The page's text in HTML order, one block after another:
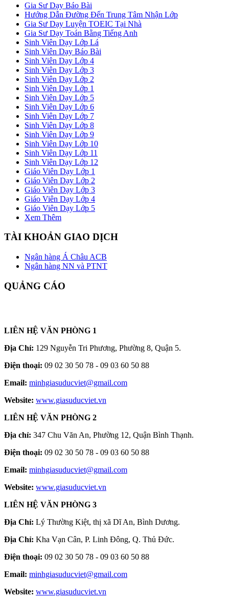
Gia Sư Dạy Báo Bài
Hướng Dẫn Đường Đến Trung Tâm Nhận Lớp
Gia Sư Dạy Luyện TOEIC Tại Nhà
Gia Sư Dạy Toán Bằng Tiếng Anh
Sinh Viên Dạy Lớp Lá
Sinh Viên Dạy Báo Bài
Sinh Viên Dạy Lớp 4
Sinh Viên Dạy Lớp 3
Sinh Viên Dạy Lớp 2
Sinh Viên Dạy Lớp 1
Sinh Viên Dạy Lớp 5
Sinh Viên Dạy Lớp 6
Sinh Viên Dạy Lớp 7
Sinh Viên Dạy Lớp 8
Sinh Viên Dạy Lớp 9
Sinh Viên Dạy Lớp 10
Sinh Viên Dạy Lớp 11
Sinh Viên Dạy Lớp 12
Giáo Viên Dạy Lớp 1
Giáo Viên Dạy Lớp 2
Giáo Viên Dạy Lớp 3
Giáo Viên Dạy Lớp 4
Giáo Viên Dạy Lớp 5
Xem Thêm
TÀI KHOẢN GIAO DỊCH
Ngân hàng Á Châu ACB
Ngân hàng NN và PTNT
QUẢNG CÁO
LIÊN HỆ VĂN PHÒNG 1
Địa Chỉ: 129 Nguyễn Tri Phương, Phường 8, Quận 5.
Điện thoại: 09 02 30 50 78 - 09 03 60 50 88
Email: minhgiasuducviet@gmail.com
Website: www.giasuducviet.vn
LIÊN HỆ VĂN PHÒNG 2
Địa chỉ: 347 Chu Văn An, Phường 12, Quận Bình Thạnh.
Điện thoại: 09 02 30 50 78 - 09 03 60 50 88
Email: minhgiasuducviet@gmail.com
Website: www.giasuducviet.vn
LIÊN HỆ VĂN PHÒNG 3
Địa Chỉ: Lý Thường Kiệt, thị xã Dĩ An, Bình Dương.
Địa Chỉ: Kha Vạn Cân, P. Linh Đông, Q. Thủ Đức.
Điện thoại: 09 02 30 50 78 - 09 03 60 50 88
Email: minhgiasuducviet@gmail.com
Website: www.giasuducviet.vn